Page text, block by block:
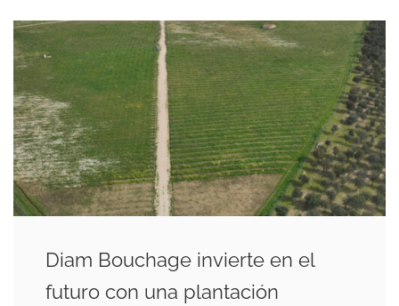
Diam Bouchage invierte en el
futuro con una plantación